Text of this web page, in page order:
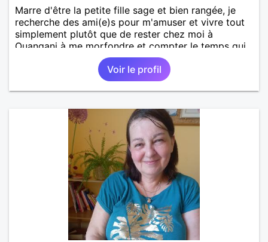
Marre d'être la petite fille sage et bien rangée, je
recherche des ami(e)s pour m'amuser et vivre tout
simplement plutôt que de rester chez moi à
Ouangani à me morfondre et compter le temps qui
Voir le profil